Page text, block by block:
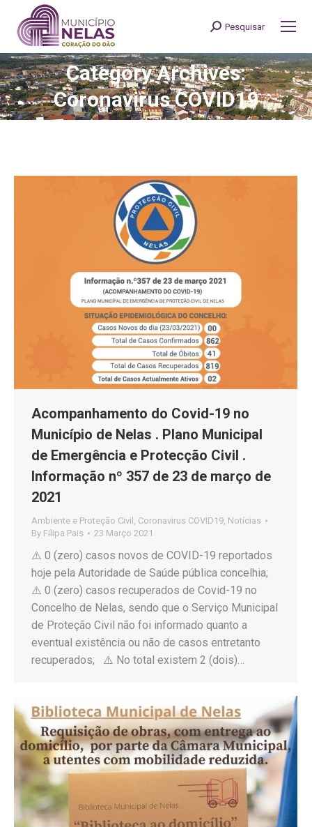
Search:
Pesquisar
Category Archives:
Coronavirus COVID19
You are here:
Acompanhamento do Covid-19 no
Município de Nelas . Plano Municipal
de Emergência e Protecção Civil .
Informação nº 357 de 23 de março de
2021
Ambiente e Proteção Civil Coronavirus COVID19 Notícias
By Filipa Pais 23 Março 2021
⚠️ 0 (zero) casos novos de COVID-19 reportados
hoje pela Autoridade de Saúde pública concelhia;
⚠️ 0 (zero) casos recuperados de Covid-19 no
Concelho de Nelas, sendo que o Serviço Municipal
de Proteção Civil não foi informado quanto a
eventual existência ou não de casos entretanto
recuperados; ⚠️ No total existem 2 (dois)…